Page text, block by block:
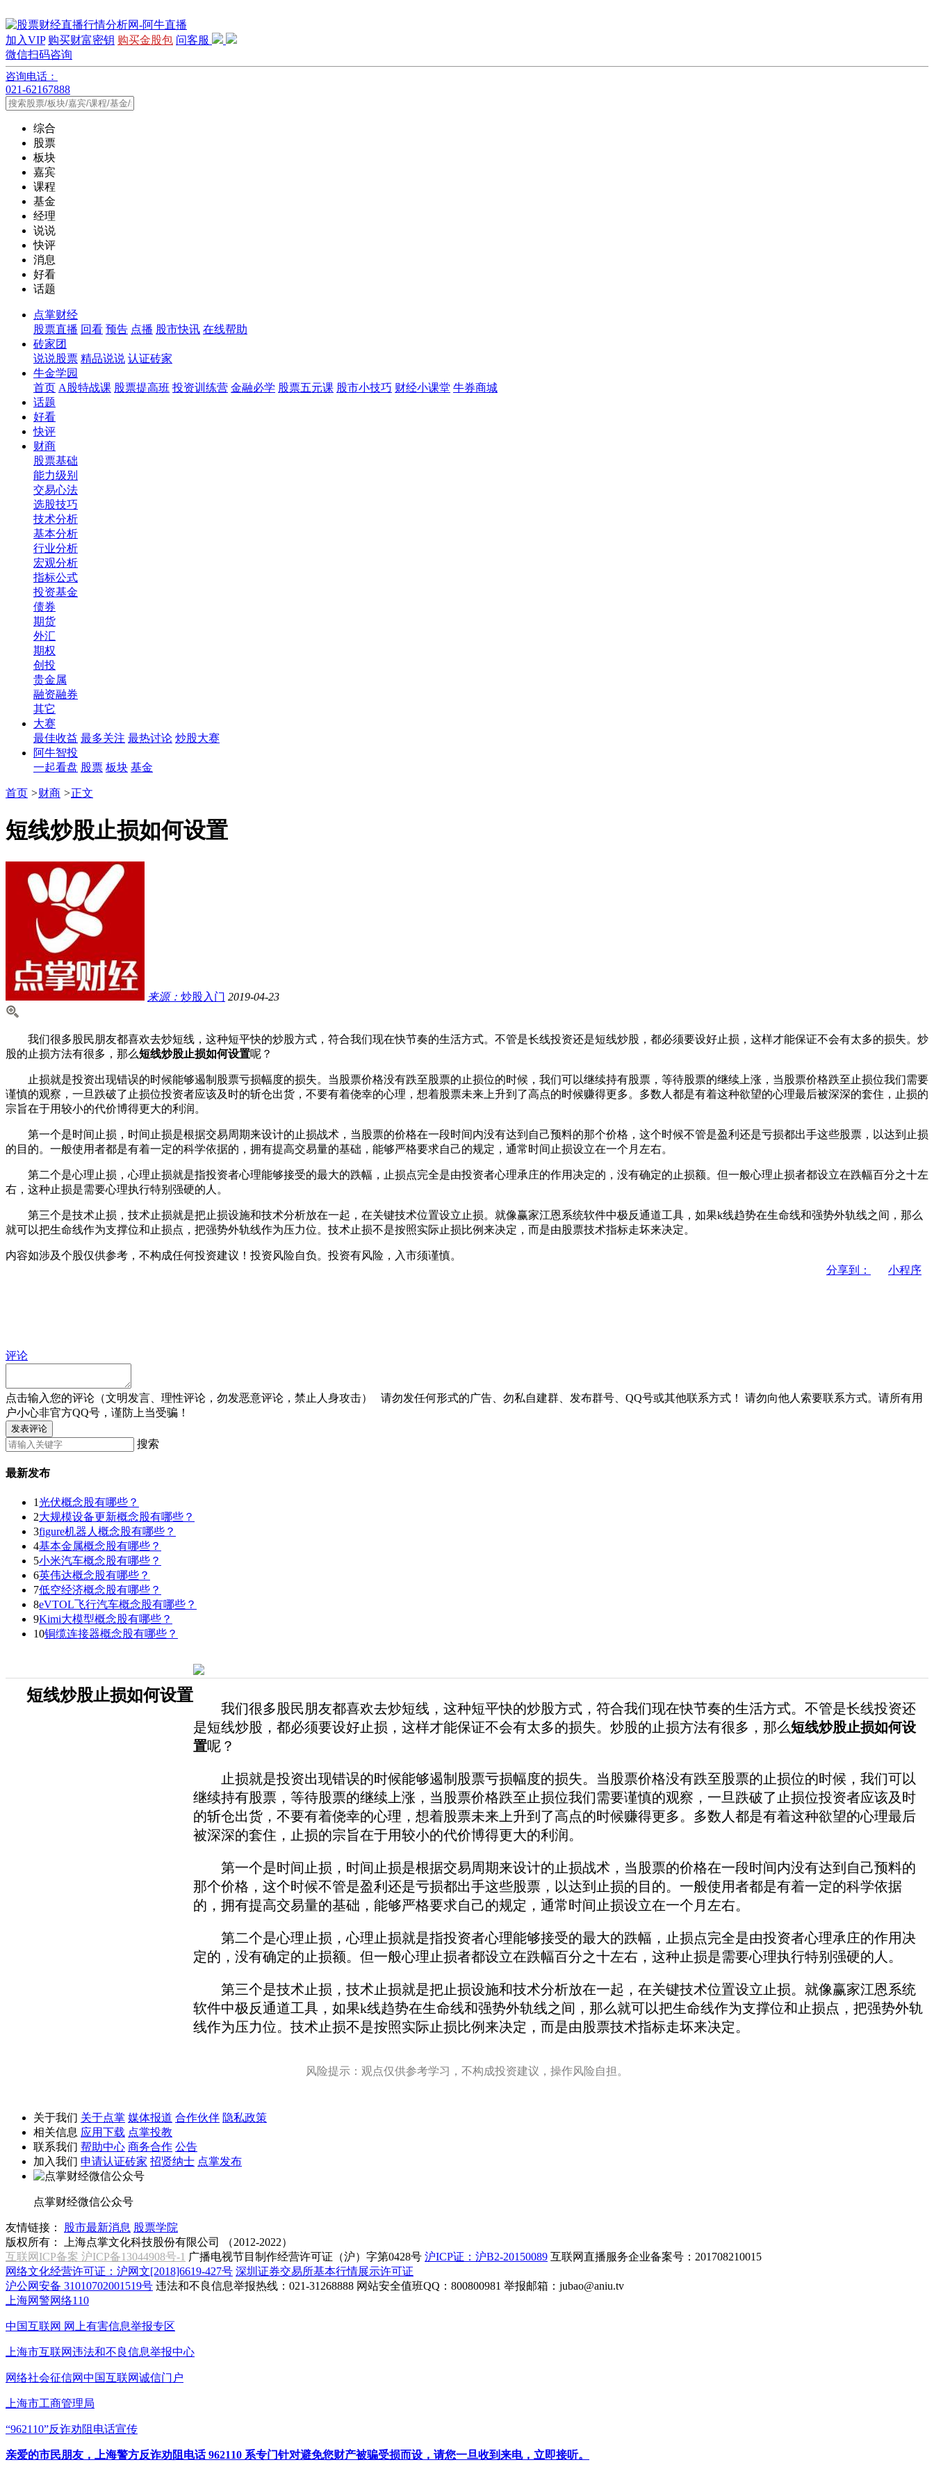
加入VIP 购买财富密钥 购买金股包 问客服
微信扫码咨询
咨询电话：
021-62167888
综合
股票
板块
嘉宾
课程
基金
经理
说说
快评
消息
好看
话题
点掌财经
股票直播 回看 预告 点播 股市快讯 在线帮助
砖家团
说说股票 精品说说 认证砖家
牛金学园
首页 A股特战课 股票提高班 投资训练营 金融必学 股票五元课 股市小技巧 财经小课堂 牛券商城
话题
好看
快评
财商
股票基础
能力级别
交易心法
选股技巧
技术分析
基本分析
行业分析
宏观分析
指标公式
投资基金
债券
期货
外汇
期权
创投
贵金属
融资融券
其它
大赛
最佳收益 最多关注 最热讨论 炒股大赛
阿牛智投
一起看盘 股票 板块 基金
首页 >财商 >正文
短线炒股止损如何设置
来源： 炒股入门 2019-04-23
我们很多股民朋友都喜欢去炒短线，这种短平快的炒股方式，符合我们现在快节奏的生活方式。不管是长线投资还是短线炒股，都必须要设好止损，这样才能保证不会有太多的损失。炒
股的止损方法有很多，那么短线炒股止损如何设置呢？
止损就是投资出现错误的时候能够遏制股票亏损幅度的损失。当股票价格没有跌至股票的止损位的时候，我们可以继续持有股票，等待股票的继续上涨，当股票价格跌至止损位我们需要
谨慎的观察，一旦跌破了止损位投资者应该及时的斩仓出货，不要有着侥幸的心理，想着股票未来上升到了高点的时候赚得更多。多数人都是有着这种欲望的心理最后被深深的套住，止损的
宗旨在于用较小的代价博得更大的利润。
第一个是时间止损，时间止损是根据交易周期来设计的止损战术，当股票的价格在一段时间内没有达到自己预料的那个价格，这个时候不管是盈利还是亏损都出手这些股票，以达到止损
的目的。一般使用者都是有着一定的科学依据的，拥有提高交易量的基础，能够严格要求自己的规定，通常时间止损设立在一个月左右。
第二个是心理止损，心理止损就是指投资者心理能够接受的最大的跌幅，止损点完全是由投资者心理承庄的作用决定的，没有确定的止损额。但一般心理止损者都设立在跌幅百分之十左
右，这种止损是需要心理执行特别强硬的人。
第三个是技术止损，技术止损就是把止损设施和技术分析放在一起，在关键技术位置设立止损。就像赢家江恩系统软件中极反通道工具，如果k线趋势在生命线和强势外轨线之间，那么
就可以把生命线作为支撑位和止损点，把强势外轨线作为压力位。技术止损不是按照实际止损比例来决定，而是由股票技术指标走坏来决定。
内容如涉及个股仅供参考，不构成任何投资建议！投资风险自负。投资有风险，入市须谨慎。
分享到：
小程序
评论
点击输入您的评论（文明发言、理性评论，勿发恶意评论，禁止人身攻击） 请勿发任何形式的广告、勿私自建群、发布群号、QQ号或其他联系方式！
请勿向他人索要联系方式。请所有用
户小心非官方QQ号，谨防上当受骗！
发表评论
搜索
最新发布
1光伏概念股有哪些？
2大规模设备更新概念股有哪些？
3figure机器人概念股有哪些？
4基本金属概念股有哪些？
5小米汽车概念股有哪些？
6英伟达概念股有哪些？
7低空经济概念股有哪些？
8eVTOL飞行汽车概念股有哪些？
9Kimi大模型概念股有哪些？
10铜缆连接器概念股有哪些？
短线炒股止损如何设置
我们很多股民朋友都喜欢去炒短线，这种短平快的炒股方式，符合我们现在快节奏的生活方式。不管是长线投资还
是短线炒股，都必须要设好止损，这样才能保证不会有太多的损失。炒股的止损方法有很多，那么短线炒股止损如何设
置呢？
止损就是投资出现错误的时候能够遏制股票亏损幅度的损失。当股票价格没有跌至股票的止损位的时候，我们可以
继续持有股票，等待股票的继续上涨，当股票价格跌至止损位我们需要谨慎的观察，一旦跌破了止损位投资者应该及时
的斩仓出货，不要有着侥幸的心理，想着股票未来上升到了高点的时候赚得更多。多数人都是有着这种欲望的心理最后
被深深的套住，止损的宗旨在于用较小的代价博得更大的利润。
第一个是时间止损，时间止损是根据交易周期来设计的止损战术，当股票的价格在一段时间内没有达到自己预料的
那个价格，这个时候不管是盈利还是亏损都出手这些股票，以达到止损的目的。一般使用者都是有着一定的科学依据
的，拥有提高交易量的基础，能够严格要求自己的规定，通常时间止损设立在一个月左右。
第二个是心理止损，心理止损就是指投资者心理能够接受的最大的跌幅，止损点完全是由投资者心理承庄的作用决
定的，没有确定的止损额。但一般心理止损者都设立在跌幅百分之十左右，这种止损是需要心理执行特别强硬的人。
第三个是技术止损，技术止损就是把止损设施和技术分析放在一起，在关键技术位置设立止损。就像赢家江恩系统
软件中极反通道工具，如果k线趋势在生命线和强势外轨线之间，那么就可以把生命线作为支撑位和止损点，把强势外轨
线作为压力位。技术止损不是按照实际止损比例来决定，而是由股票技术指标走坏来决定。
风险提示：观点仅供参考学习，不构成投资建议，操作风险自担。
关于我们 关于点掌 媒体报道 合作伙伴 隐私政策
相关信息 应用下载 点掌投教
联系我们 帮助中心 商务合作 公告
加入我们 申请认证砖家 招贤纳士 点掌发布
点掌财经微信公众号
友情链接： 股市最新消息 股票学院
版权所有：
上海点掌文化科技股份有限公司 （2012-2022）
互联网ICP备案 沪ICP备13044908号-1 广播电视节目制作经营许可证（沪）字第0428号 沪ICP证：沪B2-20150089 互联网直播服务企业备案号：201708210015
网络文化经营许可证：沪网文[2018]6619-427号 深圳证券交易所基本行情展示许可证
沪公网安备 31010702001519号 违法和不良信息举报热线：021-31268888 网站安全值班QQ：800800981 举报邮箱： jubao@aniu.tv
上海网警网络110
中国互联网 网上有害信息举报专区
上海市互联网违法和不良信息举报中心
网络社会征信网中国互联网诚信门户
上海市工商管理局
“962110”反诈劝阻电话宣传
亲爱的市民朋友，上海警方反诈劝阻电话 962110 系专门针对避免您财产被骗受损而设，请您一旦收到来电，立即接听。